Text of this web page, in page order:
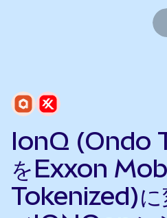
IonQ (Ondo
をExxon
Tokenized)に